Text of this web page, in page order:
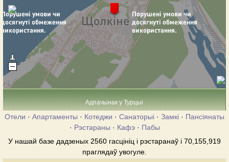
Адпачынак у Турцыі
Отели · Апартаменты · Котеджи · Санаторыі · Замкі · Пансіянаты
· Рэстараны · Кафэ· Пабы
У нашай базе дадзеных 2560 гасцініц і рэстаранаў і 70,155,919
праглядаў увогуле.